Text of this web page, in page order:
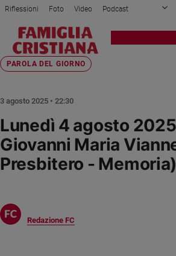
Attualità
Italia
Economia
Legalità
giustizia
Papa
Riflessioni Foto Video Podcast
Privacy Policy Chi siamo
Registrati Redazione
Home page> Fede e spiritualità
PAROLA DEL GIORNO
Lunedì 4 agosto
Giovanni Maria
Presbitero - Memoria)
Redazione FC
3 agosto 2025 • 22:30